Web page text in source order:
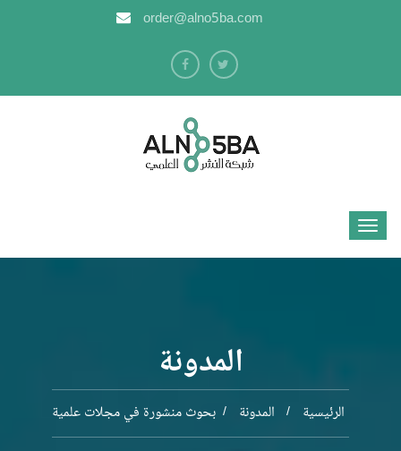
order@alno5ba.com
المدونة
بحوث منشورة في مجلات علمية المدونة الرئيسية